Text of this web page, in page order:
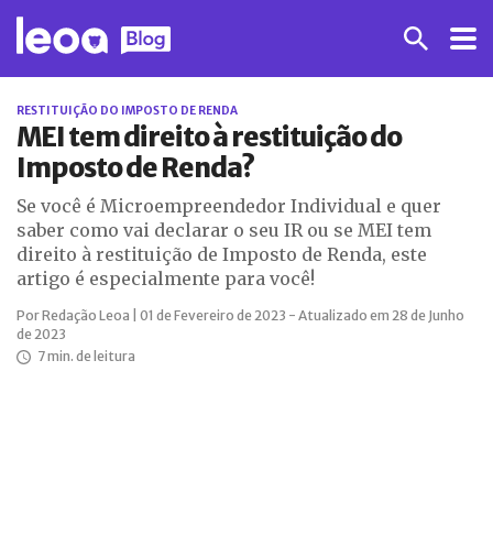
RESTITUIÇÃO DO IMPOSTO DE RENDA
MEI tem direito à restituição do
Imposto de Renda?
Se você é Microempreendedor Individual e quer
saber como vai declarar o seu IR ou se MEI tem
direito à restituição de Imposto de Renda, este
artigo é especialmente para você!
Por Redação Leoa | 01 de Fevereiro de 2023 - Atualizado em 28 de Junho
de 2023
7 min. de leitura